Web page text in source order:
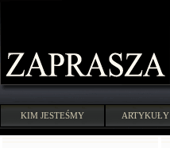
KIM JESTEŚMY ARTYKUŁY